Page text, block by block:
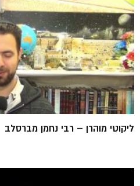
ליקוטי מוהרן – רבי נחמן מברסלב